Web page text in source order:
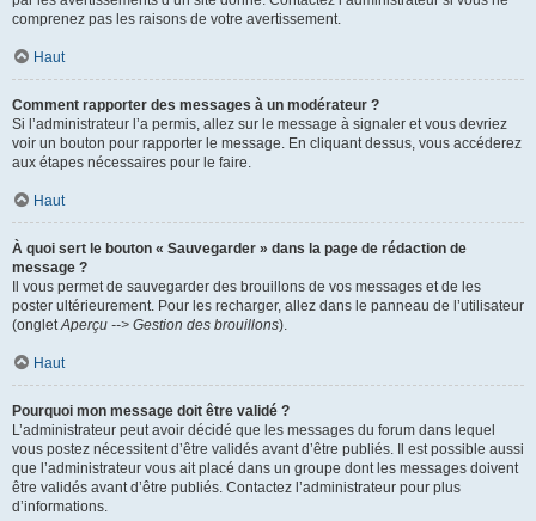
comprenez pas les raisons de votre avertissement.
Haut
Comment rapporter des messages à un modérateur ?
Si l’administrateur l’a permis, allez sur le message à signaler et vous devriez
voir un bouton pour rapporter le message. En cliquant dessus, vous accéderez
aux étapes nécessaires pour le faire.
Haut
À quoi sert le bouton « Sauvegarder » dans la page de rédaction de
message ?
Il vous permet de sauvegarder des brouillons de vos messages et de les
poster ultérieurement. Pour les recharger, allez dans le panneau de l’utilisateur
(ongletAperçu --> Gestion des brouillons).
Haut
Pourquoi mon message doit être validé ?
L’administrateur peut avoir décidé que les messages du forum dans lequel
vous postez nécessitent d’être validés avant d’être publiés. Il est possible aussi
que l’administrateur vous ait placé dans un groupe dont les messages doivent
être validés avant d’être publiés. Contactez l’administrateur pour plus
d’informations.